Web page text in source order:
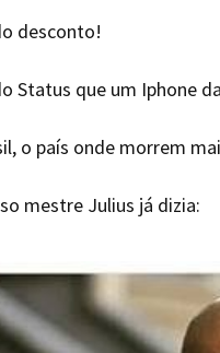
desconto!
Status que um Iphone
o país onde morrem
mestre Julius já dizia: